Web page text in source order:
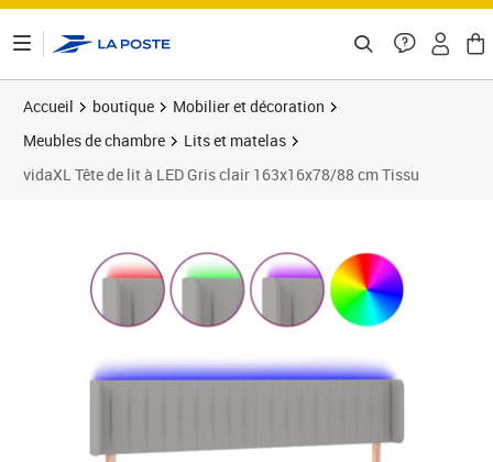
Accueil boutique
Mobilier et décoration
Meubles de chambre
Lits et matelas
vidaXL Tête de lit à LED Gris clair 163x16x78/88 cm Tissu